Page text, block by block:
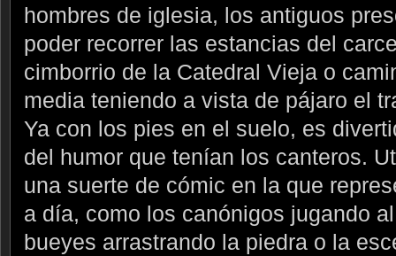
hombres de iglesia, los antiguos
poder recorrer las estancias del
cimborrio de la Catedral Vieja o
media teniendo a vista de pájaro el
Ya con los pies en el suelo, es
del humor que tenían los canteros.
una suerte de cómic en la que
a día, como los canónigos jugando
bueyes arrastrando la piedra o la